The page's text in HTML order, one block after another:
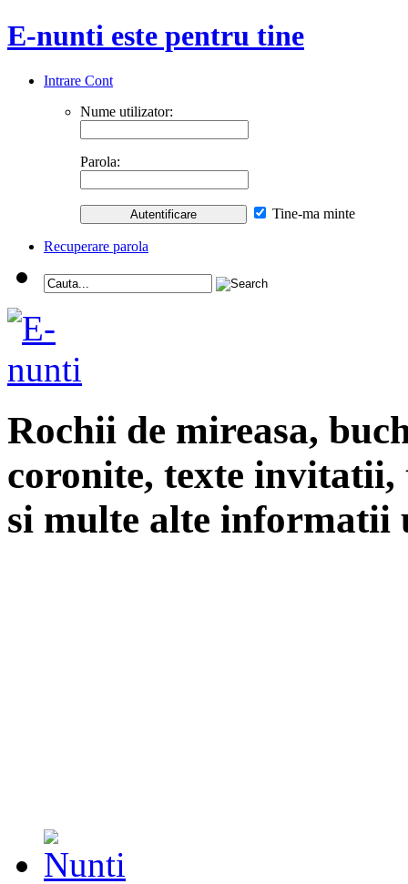
E-nunti este pentru tine
Intrare Cont
Nume utilizator:
Parola:
Tine-ma minte
Recuperare parola
Rochii de mireasa,
coronite, texte
si multe alte informatii